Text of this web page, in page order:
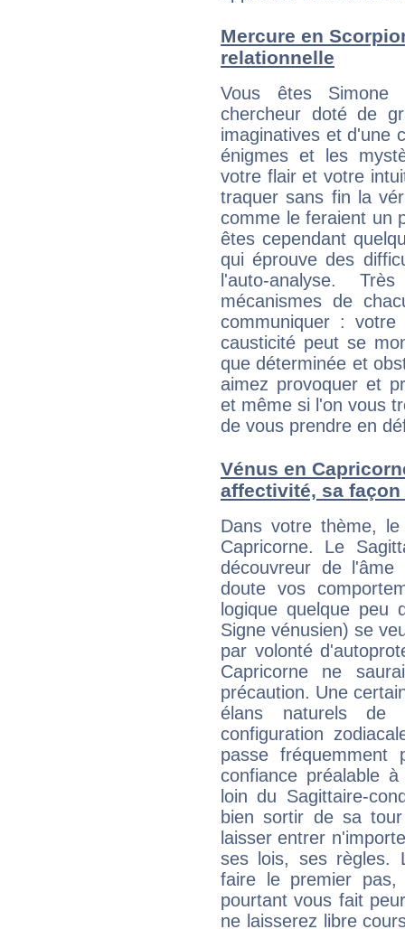
Mercure en
relationnelle
Vous êtes Simone
chercheur doté de
imaginatives et d'une
énigmes et les
votre flair et votre
traquer sans fin la
comme le feraient un
êtes cependant
qui éprouve des
l'auto-analyse.
mécanismes de
communiquer :
causticité peut se
que déterminée et
aimez provoquer et
et même si l'on vous
de vous prendre en
Vénus en
affectivité, sa
Dans votre thème,
Capricorne. Le
découvreur de
doute vos
logique quelque peu
Signe vénusien) se
par volonté
Capricorne ne
précaution. Une
élans naturels de
configuration
passe fréquemment
confiance préalable
loin du Sagittaire-
bien sortir de sa
laisser entrer
ses lois, ses règles.
faire le premier
pourtant vous fait
ne laisserez libre